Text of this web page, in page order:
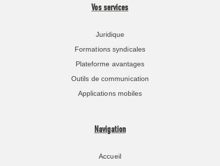
Vos services
Juridique
Formations syndicales
Plateforme avantages
Outils de communication
Applications mobiles
Navigation
Accueil